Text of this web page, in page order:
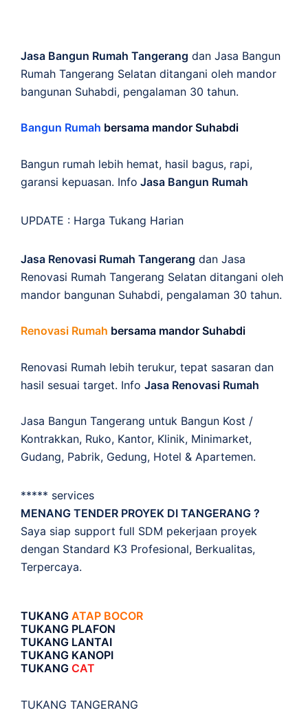
Jasa Bangun Rumah Tangerang dan Jasa Bangun
Rumah Tangerang Selatan ditangani oleh mandor
bangunan Suhabdi, pengalaman 30 tahun.
Bangun Rumah bersama mandor Suhabdi
Bangun rumah lebih hemat, hasil bagus, rapi,
garansi kepuasan. Info Jasa Bangun Rumah
UPDATE : Harga Tukang Harian
Jasa Renovasi Rumah Tangerang dan Jasa
Renovasi Rumah Tangerang Selatan ditangani oleh
mandor bangunan Suhabdi, pengalaman 30 tahun.
Renovasi Rumah bersama mandor Suhabdi
Renovasi Rumah lebih terukur, tepat sasaran dan
hasil sesuai target. Info Jasa Renovasi Rumah
Jasa Bangun Tangerang untuk Bangun Kost /
Kontrakkan, Ruko, Kantor, Klinik, Minimarket,
Gudang, Pabrik, Gedung, Hotel & Apartemen.
***** services
MENANG TENDER PROYEK DI TANGERANG ?
Saya siap support full SDM pekerjaan proyek
dengan Standard K3 Profesional, Berkualitas,
Terpercaya.
TUKANG ATAP BOCOR
TUKANG PLAFON
TUKANG LANTAI
TUKANG KANOPI
TUKANG CAT
TUKANG TANGERANG